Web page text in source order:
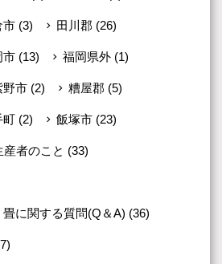
市 (3) 田川郡 (26)
市 (13) 福岡県外 (1)
野市 (2) 糟屋郡 (5)
町 (2) 飯塚市 (23)
産者のこと (33)
畳に関する質問(Q＆A) (36)